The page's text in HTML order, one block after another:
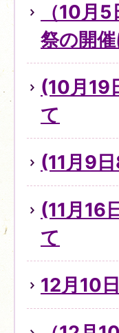
（10月
祭の開
(10月19
て
(11月9
(11月16
て
12月10